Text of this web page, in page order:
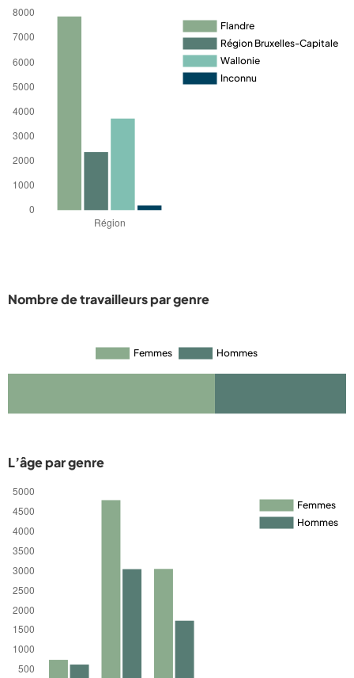
Nombre de travailleurs par genre
L’âge par genre